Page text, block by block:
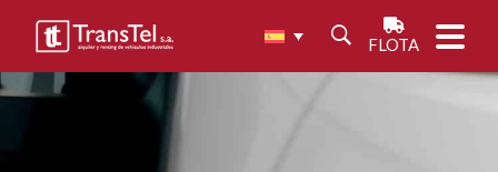
FLOTA